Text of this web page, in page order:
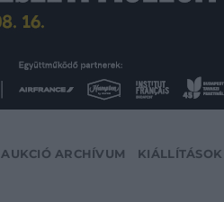
AUKCIÓ ARCHÍVUM KIÁLLÍTÁSOK